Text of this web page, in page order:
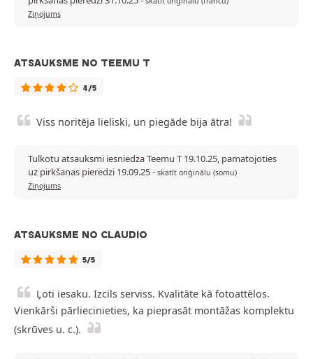
Ziņojums
ATSAUKSME NO TEEMU T
4/5
Viss noritēja lieliski, un piegāde bija ātra!
Tulkotu atsauksmi iesniedza Teemu T 19.10.25, pamatojoties
uz pirkšanas pieredzi 19.09.25- skatīt oriģinālu (somu)
Ziņojums
ATSAUKSME NO CLAUDIO
5/5
Ļoti iesaku. Izcils serviss. Kvalitāte kā fotoattēlos.
Vienkārši pārliecinieties, ka pieprasāt montāžas komplektu
(skrūves u. c.).